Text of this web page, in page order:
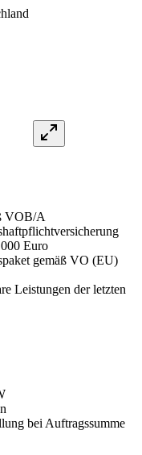
VOB/A
Euro
gemäß VO (EU)
Leistungen der letzten
bei Auftragssumme